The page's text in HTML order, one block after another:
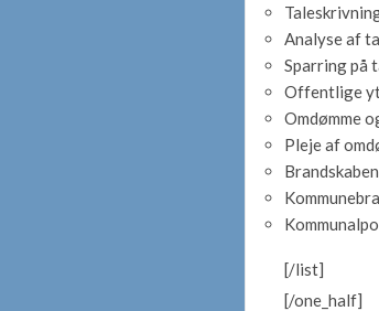
Analyse af
Sparring på
Offentlige
Omdømme
Pleje af
[/list]
[/one_half]